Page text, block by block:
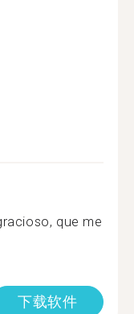
que me
下载软件